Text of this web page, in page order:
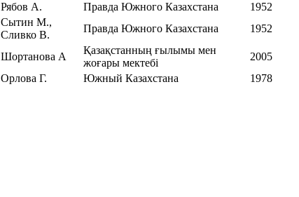
Рябов А. Правда Южного Казахстана 1952
Сытин М.,
Сливко В.
Правда Южного Казахстана 1952
Шортанова А
Қазақстанның ғылымы мен
жоғары мектебі
2005
Орлова Г. Южный Казахстана 1978